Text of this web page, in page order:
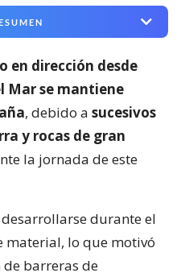
en dirección desde
Mar se mantiene
, debido a sucesivos
y rocas de gran
la jornada de este
durante el
material, lo que motivó
barreras de